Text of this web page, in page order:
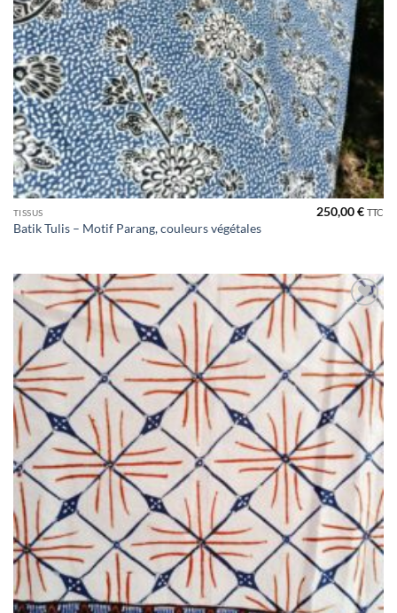
TISSUS
Batik Tulis – Motif Parang, couleurs végétales
250,00€ TTC
Ajouter
à la liste
de
souhaits